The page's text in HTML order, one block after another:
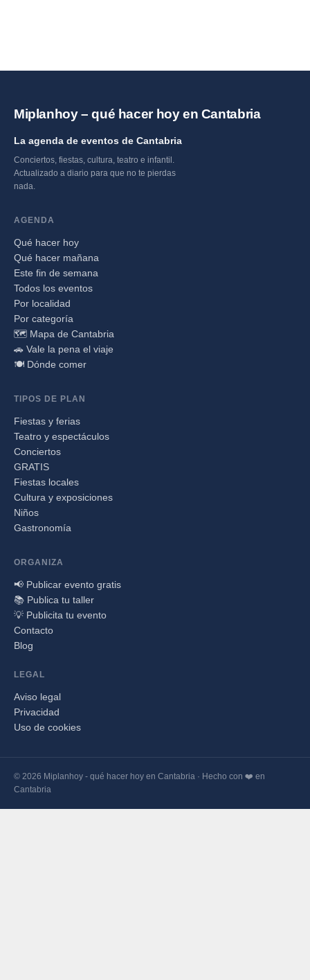
Miplanhoy – qué hacer hoy en Cantabria
La agenda de eventos de Cantabria
Conciertos, fiestas, cultura, teatro e infantil.
Actualizado a diario para que no te pierdas
nada.
AGENDA
Qué hacer hoy
Qué hacer mañana
Este fin de semana
Todos los eventos
Por localidad
Por categoría
🗺️ Mapa de Cantabria
🚗 Vale la pena el viaje
🍽️ Dónde comer
TIPOS DE PLAN
Fiestas y ferias
Teatro y espectáculos
Conciertos
GRATIS
Fiestas locales
Cultura y exposiciones
Niños
Gastronomía
ORGANIZA
📢 Publicar evento gratis
📚 Publica tu taller
💡 Publicita tu evento
Contacto
Blog
LEGAL
Aviso legal
Privacidad
Uso de cookies
© 2026 Miplanhoy - qué hacer hoy en Cantabria · Hecho con ❤️ en
Cantabria